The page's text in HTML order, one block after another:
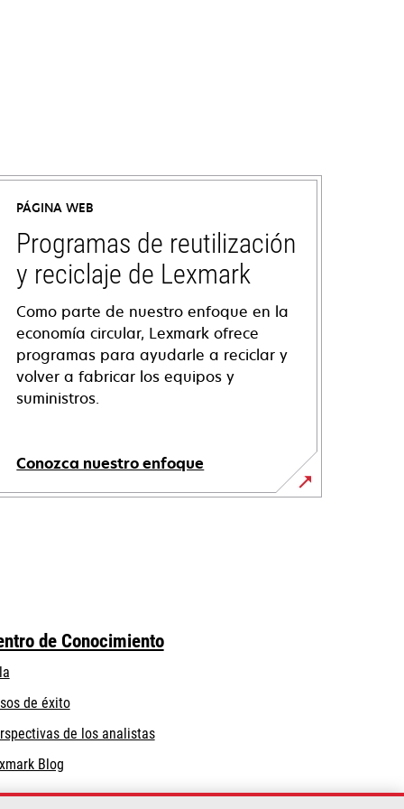
PÁGINA WEB
Programas de reutilización
y reciclaje de Lexmark
Como parte de nuestro enfoque en la
economía circular, Lexmark ofrece
programas para ayudarle a reciclar y
volver a fabricar los equipos y
suministros.
Conozca nuestro enfoque
de Conocimiento
de éxito
de los analistas
Blog